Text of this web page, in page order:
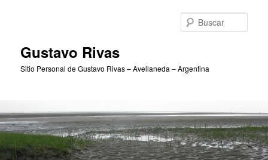
Gustavo Rivas
Sitio Personal de Gustavo Rivas – Avellaneda – Argentina